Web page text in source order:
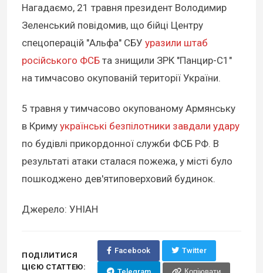
Нагадаємо, 21 травня президент Володимир
Зеленський повідомив, що бійці Центру
спецоперацій "Альфа" СБУ уразили штаб
російського ФСБ та знищили ЗРК "Панцир-С1"
на тимчасово окупованій території України.
5 травня у тимчасово окупованому Армянську
в Криму українські безпілотники завдали удару
по будівлі прикордонної служби ФСБ РФ. В
результаті атаки сталася пожежа, у місті було
пошкоджено дев'ятиповерховий будинок.
Джерело: УНІАН
ПОДІЛИТИСЯ
ЦІЄЮ СТАТТЕЮ:
Facebook Twitter